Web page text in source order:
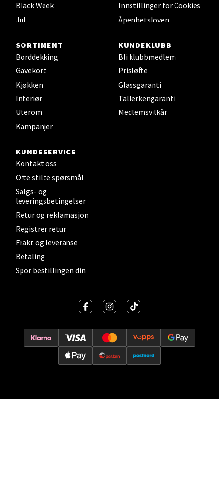
Black Week
Jul
Innstillinger for Cookies
Åpenhetsloven
SORTIMENT
Borddekking
Gavekort
Kjøkken
Interiør
Uterom
Kampanjer
KUNDEKLUBB
Bli klubbmedlem
Prisløfte
Glassgaranti
Tallerkengaranti
Medlemsvilkår
KUNDESERVICE
Kontakt oss
Ofte stilte spørsmål
Salgs- og
leveringsbetingelser
Retur og reklamasjon
Registrer retur
Frakt og leveranse
Betaling
Spor bestillingen din
Velg
Steinkjer - Thon Senter Steinkjer
Sjøfartsgata 2, 7714 Steinkjer
Leirvik - Stord
Torgbakken 2, 5401 Stord
Åpent i dag 10-17
0 i butikk
Oslo - Thon Senter Storo
Vitaminveien 7 - 9, 0485 Oslo
Åpent i dag 10-21